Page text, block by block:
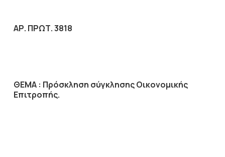
ΑΡ. ΠΡΩΤ. 3818
ΘΕΜΑ : Πρόσκληση σύγκλησης Οικονομικής
Επιτροπής.